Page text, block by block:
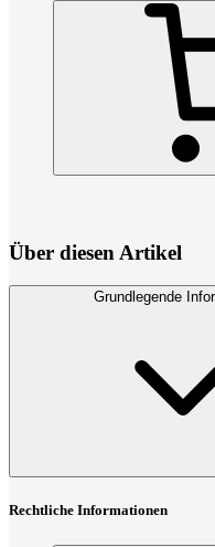
Über diesen Artikel
Grundlegende
Rechtliche Informationen